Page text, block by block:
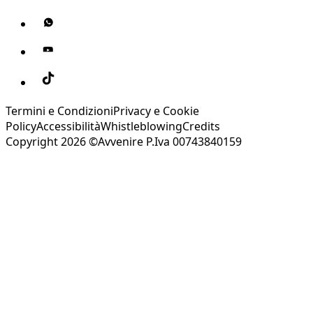
Termini e CondizioniPrivacy e Cookie
PolicyAccessibilitàWhistleblowingCredits
Copyright 2026 ©Avvenire P.Iva 00743840159